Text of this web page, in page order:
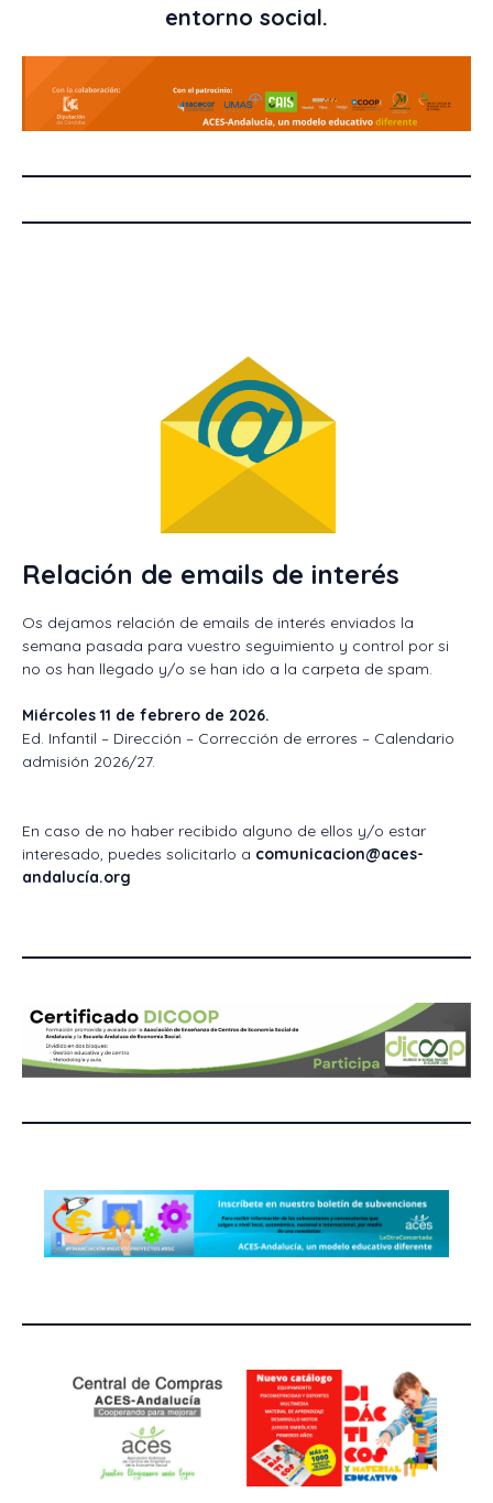
entorno social.
Relación de emails de interés
Os dejamos relación de emails de interés enviados la
semana pasada para vuestro seguimiento y control por si
no os han llegado y/o se han ido a la carpeta de spam.
Miércoles 11 de febrero de 2026.
Ed. Infantil – Dirección – Corrección de errores – Calendario
admisión 2026/27.
En caso de no haber recibido alguno de ellos y/o estar
interesado, puedes solicitarlo a comunicacion@aces-
andalucía.org